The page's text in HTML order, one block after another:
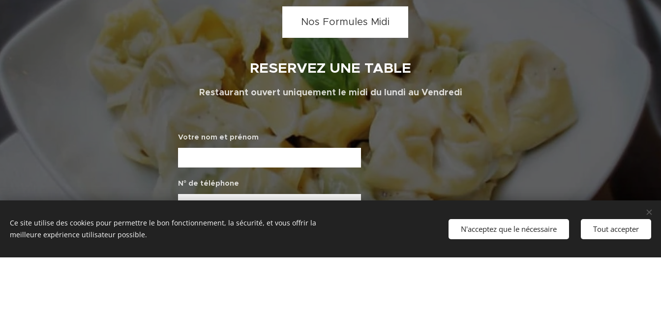
Nos Formules Midi
RESERVEZ UNE TABLE
Restaurant ouvert uniquement le midi du lundi au Vendredi
Votre nom et prénom
N° de téléphone
Ce site utilise des cookies pour permettre le bon fonctionnement, la sécurité, et vous offrir la
meilleure expérience utilisateur possible.
N'acceptez que le nécessaire Tout accepter